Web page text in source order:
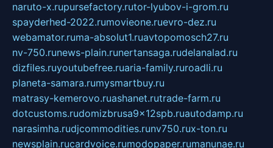
naruto-x.rupursefactory.rutor-lyubov-i-grom.ru
spayderhed-2022.rumovieone.ruevro-dez.ru
webamator.ruma-absolut1.ruavtopomosch27.ru
nv-750.runews-plain.runertansaga.rudelanalad.ru
dizfiles.ruyoutubefree.ruaria-family.ruroadli.ru
planeta-samara.rumysmartbuy.ru
matrasy-kemerovo.ruashanet.rutrade-farm.ru
dotcustoms.rudomizbrusa9x12spb.ruautodamp.ru
narasimha.rudjcommodities.runv750.rux-ton.ru
newsplain.rucardvoice.rumodopaper.rumanunae.ru